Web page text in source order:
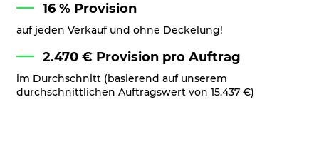
16 % Provision
auf jeden Verkauf und ohne Deckelung!
2.470 € Provision pro Auftrag
im Durchschnitt (basierend auf unserem
durchschnittlichen Auftragswert von 15.437 €)